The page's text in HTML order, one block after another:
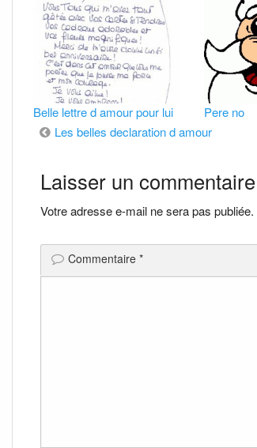
Belle lettre d amour pour lui Pere no
Navigation
de
l’article
Les belles declaration d amour
Laisser un commentaire
Votre adresse e-mail ne sera pas publiée.
Commentaire *